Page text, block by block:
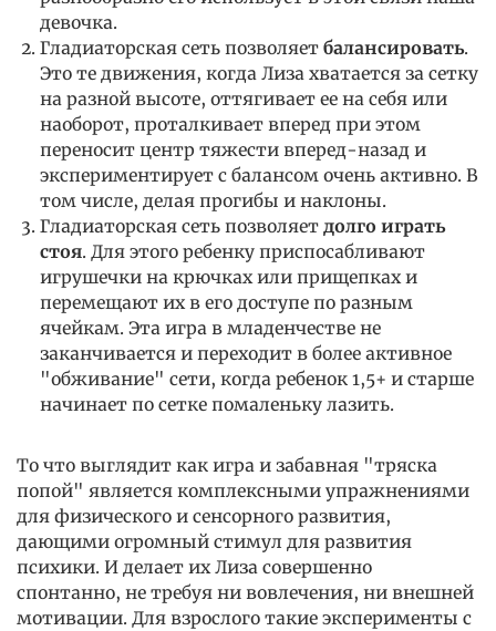
девочка.
Гладиаторская сеть позволяет балансировать.
Это те движения, когда Лиза хватается за сетку
на разной высоте, оттягивает ее на себя или
наоборот, проталкивает вперед при этом
переносит центр тяжести вперед-назад и
экспериментирует с балансом очень активно. В
том числе, делая прогибы и наклоны.
Гладиаторская сеть позволяет долго играть
стоя. Для этого ребенку приспосабливают
игрушечки на крючках или прищепках и
перемещают их в его доступе по разным
ячейкам. Эта игра в младенчестве не
заканчивается и переходит в более активное
"обживание" сети, когда ребенок 1,5+ и старше
начинает по сетке помаленьку лазить.
То что выглядит как игра и забавная "тряска
попой" является комплексными упражнениями
для физического и сенсорного развития,
дающими огромный стимул для развития
психики. И делает их Лиза совершенно
спонтанно, не требуя ни вовлечения, ни внешней
мотивации. Для взрослого такие эксперименты с